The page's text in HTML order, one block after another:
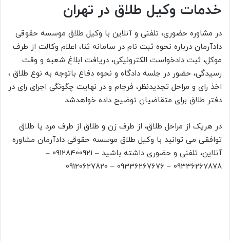
خدمات وکیل طلاق در تهران
در مشاوره حضوری، تلفنی و آنلاین با وکیل طلاق موسسه حقوقی
دادآرمان درباره نحوه ثبت نام در سامانه ثنا، اعلام وکالت از طرف
موکل، ثبت دادخواست الکترونیکی، دریافت ابلاغ شعبه و وقت
رسیدگی، حضور در جلسه دادگاه و نحوه دفاع باتوجه به نوع طلاق ،
اخذ رای و مراحل تجدیدنظر، فرجام و در نهایت چگونگی اجرای رای در
دفتر طلاق برای متقاضیان توضیح داده خواهدشد.
در هریک از مراحل طلاق، از طرف زن و طلاق از طرف مرد یا طلاق
توافقی می توانید با وکیل طلاق موسسه حقوقی دادآرمان مشاوره
آنلاین، تلفنی و حضوری داشته باشید – 09128400921 –
09336267878 – 09336267676 – 09120627820